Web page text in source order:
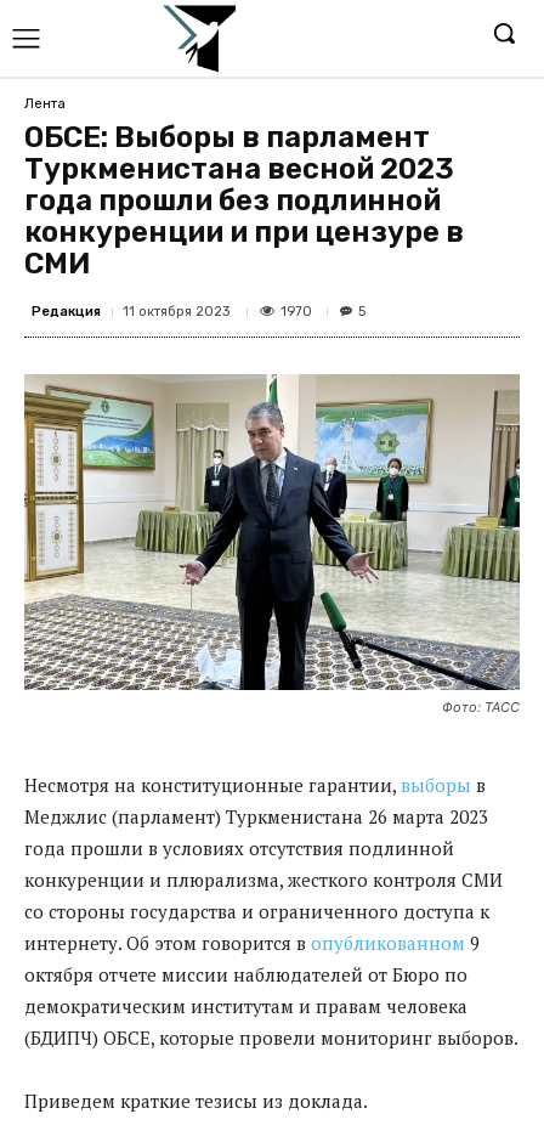
Лента
ОБСЕ: Выборы в парламент
Туркменистана весной 2023
года прошли без подлинной
конкуренции и при цензуре в
СМИ
Редакция 11 октября 2023 1970 5
Фото: ТАСС
Несмотря на конституционные гарантии, выборы в
Меджлис (парламент) Туркменистана 26 марта 2023
года прошли в условиях отсутствия подлинной
конкуренции и плюрализма, жесткого контроля СМИ
со стороны государства и ограниченного доступа к
интернету. Об этом говорится в опубликованном 9
октября отчете миссии наблюдателей от Бюро по
демократическим институтам и правам человека
(БДИПЧ) ОБСЕ, которые провели мониторинг выборов.
Приведем краткие тезисы из доклада.